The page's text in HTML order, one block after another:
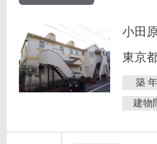
小田
東京
築
建物